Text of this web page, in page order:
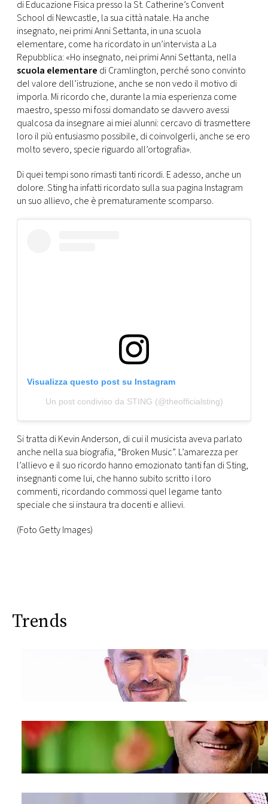
CONSIGLIA
di Educazione Fisica presso la St. Catherine’s Convent
School di Newcastle, la sua città natale. Ha anche
insegnato, nei primi Anni Settanta, in una scuola
elementare, come ha ricordato in un’intervista a La
Repubblica: «Ho insegnato, nei primi Anni Settanta, nella
scuola elementare di Cramlington, perché sono convinto
del valore dell’istruzione, anche se non vedo il motivo di
imporla. Mi ricordo che, durante la mia esperienza come
maestro, spesso mi fossi domandato se davvero avessi
qualcosa da insegnare ai miei alunni: cercavo di trasmettere
loro il più entusiasmo possibile, di coinvolgerli, anche se ero
molto severo, specie riguardo all’ortografia».
Di quei tempi sono rimasti tanti ricordi. E adesso, anche un
dolore. Sting ha infatti ricordato sulla sua pagina Instagram
un suo allievo, che è prematuramente scomparso.
Visualizza questo post su Instagram
Un post condiviso da STING (@theofficialsting)
Si tratta di Kevin Anderson, di cui il musicista aveva parlato
anche nella sua biografia, “Broken Music”. L’amarezza per
l’allievo e il suo ricordo hanno emozionato tanti fan di Sting,
insegnanti come lui, che hanno subito scritto i loro
commenti, ricordando commossi quel legame tanto
speciale che si instaura tra docenti e allievi.
(Foto Getty Images)
Trends